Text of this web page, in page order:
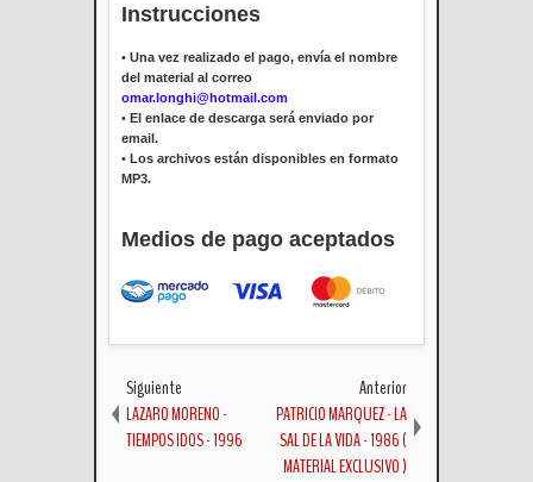
Instrucciones
• Una vez realizado el pago, envía el nombre
del material al correo
omar.longhi@hotmail.com
• El enlace de descarga será enviado por
email.
• Los archivos están disponibles en formato
MP3.
Medios de pago aceptados
Siguiente
LAZARO MORENO -
TIEMPOS IDOS - 1996
Anterior
PATRICIO MARQUEZ - LA
SAL DE LA VIDA - 1986 (
MATERIAL EXCLUSIVO )